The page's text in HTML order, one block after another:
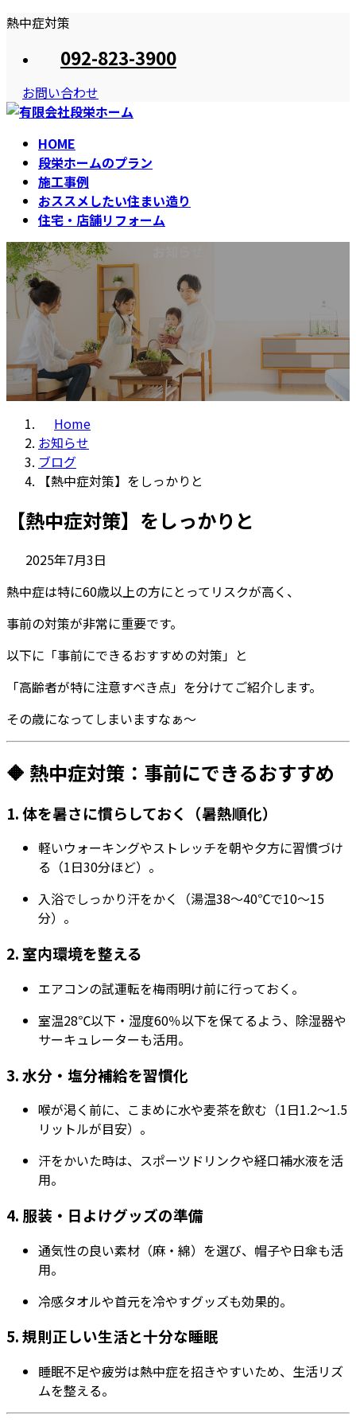
コ
ツ
へ
ナ
シ
ョ
熱中症対策
092-823-3900
お問い合わせ
HOME
段栄ホームのプラン
施工事例
おススメしたい住まい造り
住宅・店舗リフォーム
Home
お知らせ
ブログ
【熱中症対策】をしっかりと
【熱中症対策】をしっかりと
2025年7月3日
熱中症は特に60歳以上の方にとってリスクが高く、
事前の対策が非常に重要です。
以下に「事前にできるおすすめの対策」と
「高齢者が特に注意すべき点」を分けてご紹介します。
その歳になってしまいますなぁ～
🔶 熱中症対策：事前にできるおすすめ
1.体を暑さに慣らしておく（暑熱順化）
軽いウォーキングやストレッチを朝や夕方に習慣づけ
る（1日30分ほど）。
入浴でしっかり汗をかく（湯温38〜40℃で10～15
分）。
2. 室内環境を整える
エアコンの試運転を梅雨明け前に行っておく。
室温28℃以下・湿度60％以下を保てるよう、除湿器や
サーキュレーターも活用。
3.水分・塩分補給を習慣化
喉が渇く前に、こまめに水や麦茶を飲む（1日1.2〜1.5
リットルが目安）。
汗をかいた時は、スポーツドリンクや経口補水液を活
用。
4. 服装・日よけグッズの準備
通気性の良い素材（麻・綿）を選び、帽子や日傘も活
用。
冷感タオルや首元を冷やすグッズも効果的。
5.規則正しい生活と十分な睡眠
睡眠不足や疲労は熱中症を招きやすいため、生活リズ
ムを整える。